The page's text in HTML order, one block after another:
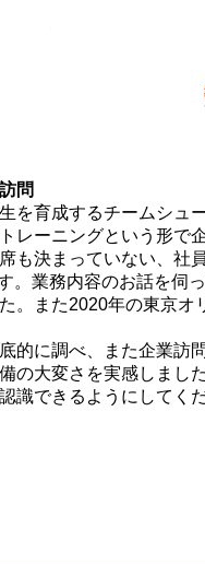
問
を育成するチームシ
レーニングという形
も決まっていない、社
。業務内容のお話を
。また2020年の東京
的に調べ、また企業
の大変さを実感しま
識できるようにしてく